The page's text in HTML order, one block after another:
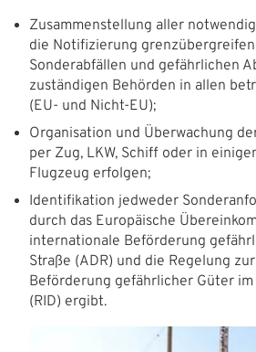
Zusammenstellung aller
die Notifizierung
Sonderabfällen und gefährlichen
zuständigen Behörden in allen
(EU- und Nicht-EU);
Organisation und Überwachung
per Zug, LKW, Schiff oder in
Flugzeug erfolgen;
Identifikation jedweder
durch das Europäische
internationale Beförderung
Straße (ADR) und die Regelung
Beförderung gefährlicher Güter
(RID) ergibt.